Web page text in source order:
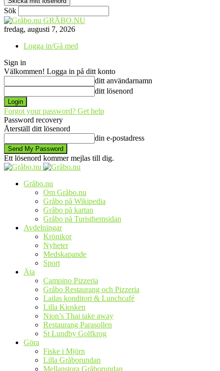
Sök
GRÅBO.NU
fredag, augusti 7, 2026
Logga in/Gå med
Sign in
Välkommen! Logga in på ditt konto
ditt användarnamn
ditt lösenord
Forgot your password? Get help
Password recovery
Återställ ditt lösenord
din e-postadress
Ett lösenord kommer mejlas till dig.
Gråbo.nu
Om Gråbo.nu
Gråbo på Wikipedia
Gråbo på kartan
Gråbo på Turisthemsidan
Avdelningar
Krönikor
Nyheter
Medskapande
Sport
Äta
Campino Pizzeria
Gråbo Restaurang och Pizzeria
Lailas konditori & Lunchcafé
Lilla Kiosken
Nion’s Thai take away
Restaurang Parasollen
St Lundby Golfkrog
Göra
Fiske i Mjörn
Lilla Gråborundan
Mellanstora Gråborundan